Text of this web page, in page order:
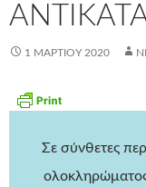
1 ΜΑΡΤΊΟΥ 2020
Σε σύνθετες